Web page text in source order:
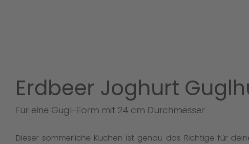
Erdbeer Joghurt
Für eine Gugl-Form mit 24 cm Durchmesser
Dieser sommerliche Kuchen ist genau das Richtige für